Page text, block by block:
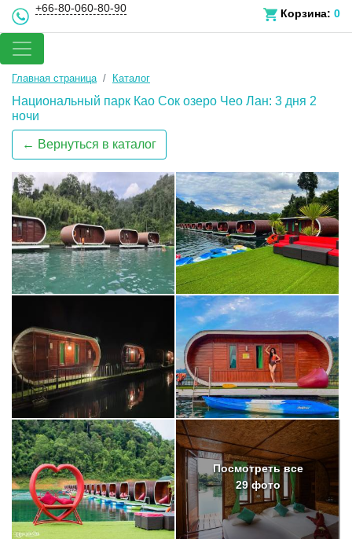
+66-80-060-80-90 Корзина: 0
Главная страница Каталог
Национальный парк Као Сок озеро Чео Лан: 3 дня 2
ночи
← Вернуться в каталог
Посмотреть все
29 фото